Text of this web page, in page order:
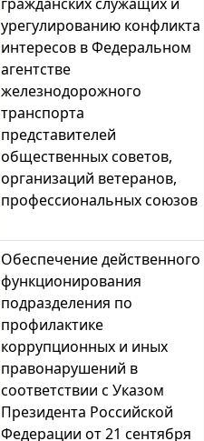
урегулированию конфликта
интересов в Федеральном
агентстве
железнодорожного
транспорта
представителей
общественных советов,
организаций ветеранов,
профессиональных союзов
Обеспечение действенного
функционирования
подразделения по
профилактике
коррупционных и иных
правонарушений в
соответствии с Указом
Президента Российской
Федерации от 21 сентября